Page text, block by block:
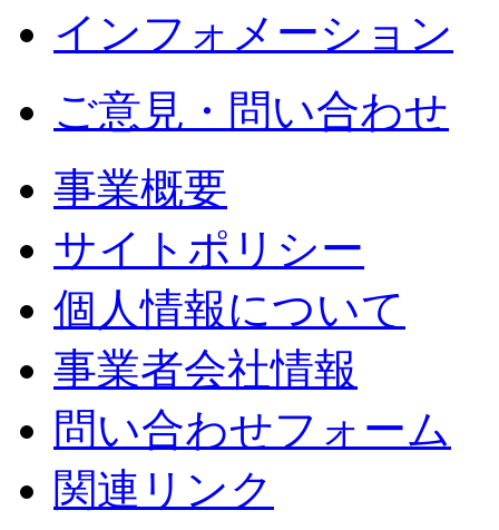
インフォメーション
ご意見・問い合わせ
事業概要
サイトポリシー
個人情報について
事業者会社情報
問い合わせフォーム
関連リンク